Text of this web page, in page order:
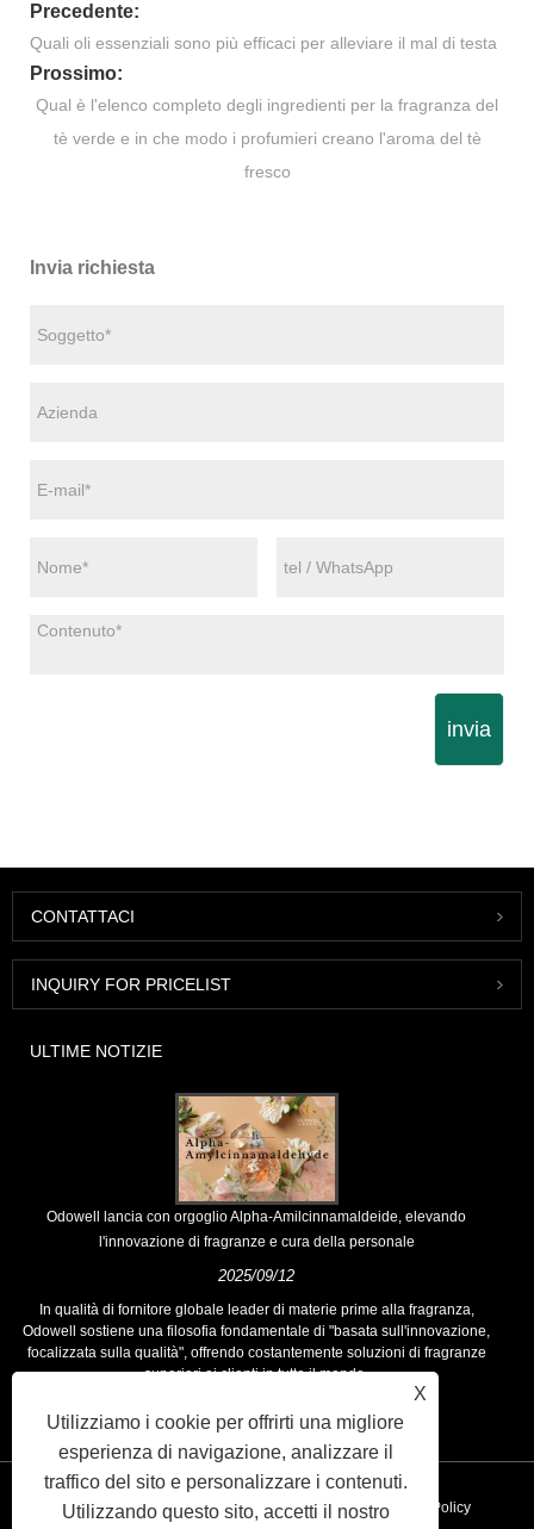
Precedente:
Quali oli essenziali sono più efficaci per alleviare il mal di testa
Prossimo:
Qual è l'elenco completo degli ingredienti per la fragranza del
tè verde e in che modo i profumieri creano l'aroma del tè
fresco
Invia richiesta
invia
CONTATTACI
INQUIRY FOR PRICELIST
ULTIME NOTIZIE
Odowell lancia con orgoglio Alpha-Amilcinnamaldeide, elevando
l'innovazione di fragranze e cura della personale
2025/09/12
In qualità di fornitore globale leader di materie prime alla fragranza,
Odowell sostiene una filosofia fondamentale di "basata sull'innovazione,
focalizzata sulla qualità", offrendo costantemente soluzioni di fragranze
superiori ai clienti in tutto il mondo.
Collegamenti Sitemap RSS XML Privacy Policy
X
Utilizziamo i cookie per offrirti una migliore
esperienza di navigazione, analizzare il
traffico del sito e personalizzare i contenuti.
Utilizzando questo sito, accetti il ​​nostro